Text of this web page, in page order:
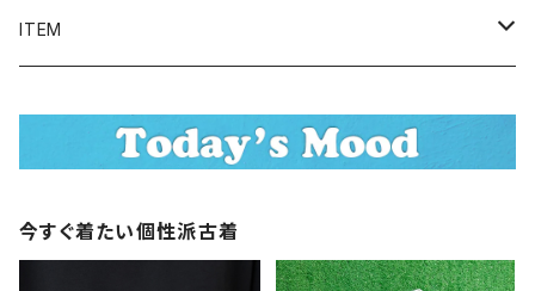
ITEM
シャツ／ブラウス
半袖シャツ / ブラウス
タンクトップ
今すぐ着たい個性派古着